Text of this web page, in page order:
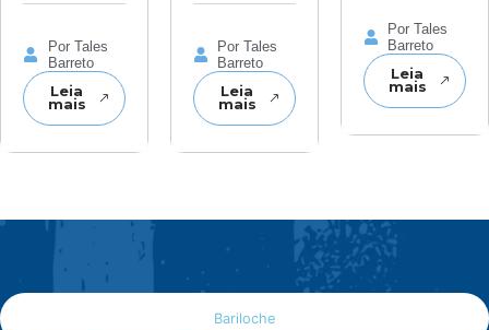
Por Tales
Barreto
Leia
mais
Por Tales
Barreto
Leia
mais
Por Tales
Barreto
Leia
mais
Bariloche